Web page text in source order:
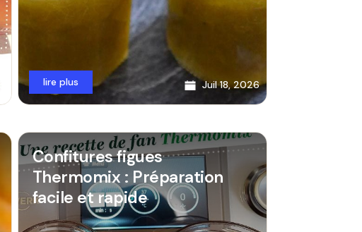
Juil 18, 2026
lire plus
Confitures figues
Thermomix : Préparation
facile et rapide